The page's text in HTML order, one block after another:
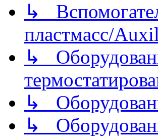
↳
пластмасс/
↳
↳
↳